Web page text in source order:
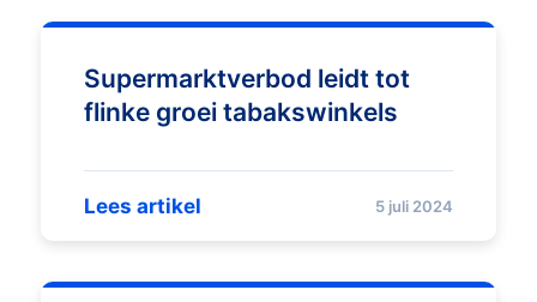
Supermarktverbod leidt tot
flinke groei tabakswinkels
Lees artikel 5 juli 2024